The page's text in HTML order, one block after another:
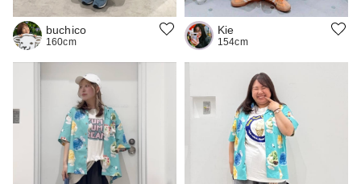
buchico
160cm
Kie
154cm